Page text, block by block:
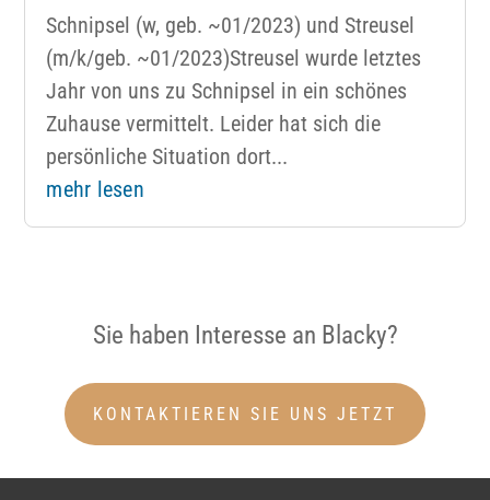
Schnipsel (w, geb. ~01/2023) und Streusel
(m/k/geb. ~01/2023)Streusel wurde letztes
Jahr von uns zu Schnipsel in ein schönes
Zuhause vermittelt. Leider hat sich die
persönliche Situation dort...
mehr lesen
Sie haben Interesse an Blacky?
KONTAKTIEREN SIE UNS JETZT